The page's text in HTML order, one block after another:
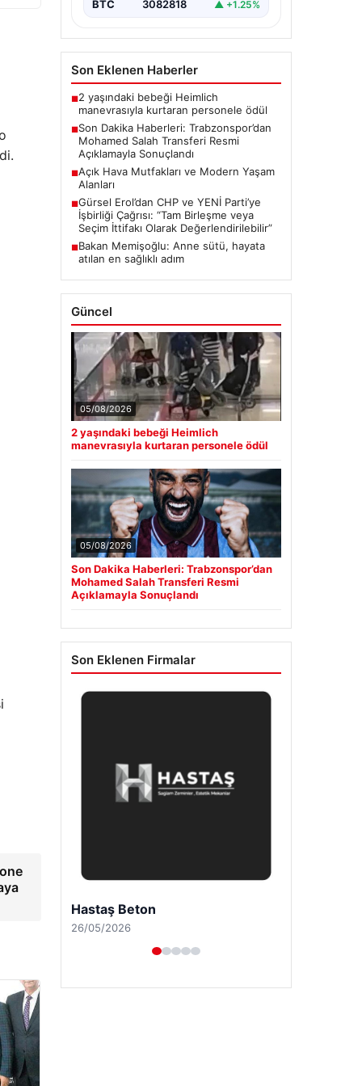
BTC 3082818 ▲ +1.25%
Son Eklenen Haberler
■2 yaşındaki bebeği Heimlich
manevrasıyla kurtaran personele ödül
■Son Dakika Haberleri: Trabzonspor’dan
Mohamed Salah Transferi Resmi
Açıklamayla Sonuçlandı
■Açık Hava Mutfakları ve Modern Yaşam
Alanları
■Gürsel Erol’dan CHP ve YENİ Parti’ye
İşbirliği Çağrısı: “Tam Birleşme veya
Seçim İttifakı Olarak Değerlendirilebilir”
■Bakan Memişoğlu: Anne sütü, hayata
atılan en sağlıklı adım
Güncel
05/08/2026
2 yaşındaki bebeği Heimlich
manevrasıyla kurtaran personele ödül
05/08/2026
Son Dakika Haberleri: Trabzonspor’dan
Mohamed Salah Transferi Resmi
Açıklamayla Sonuçlandı
Son Eklenen Firmalar
Enes Kaplan Avukatlık Bürosu
28/04/2026